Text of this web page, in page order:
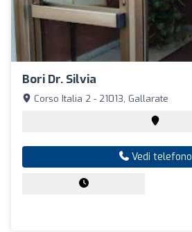
Bori Dr. Silvia
Corso Italia 2 - 21013, Gallarate
Vedi telefono